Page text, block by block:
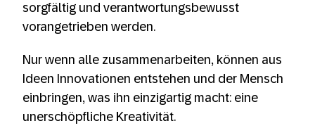
sorgfältig und verantwortungsbewusst
vorangetrieben werden.
Nur wenn alle zusammenarbeiten, können aus
Ideen Innovationen entstehen und der Mensch
einbringen, was ihn einzigartig macht: eine
unerschöpfliche Kreativität.